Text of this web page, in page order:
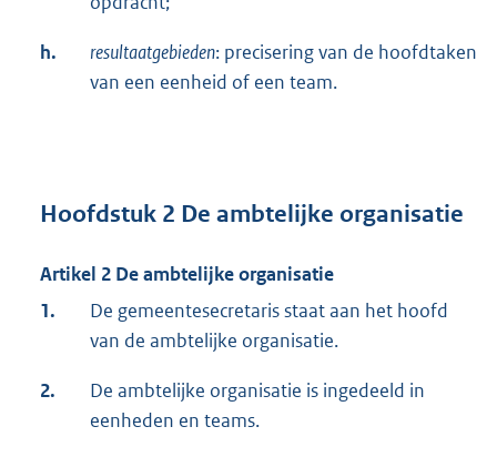
h. resultaatgebieden: precisering van de hoofdtaken
van een eenheid of een team.
Hoofdstuk 2 De ambtelijke organisatie
Artikel 2 De ambtelijke organisatie
1.
De gemeentesecretaris staat aan het hoofd
van de ambtelijke organisatie.
2.
De ambtelijke organisatie is ingedeeld in
eenheden en teams.